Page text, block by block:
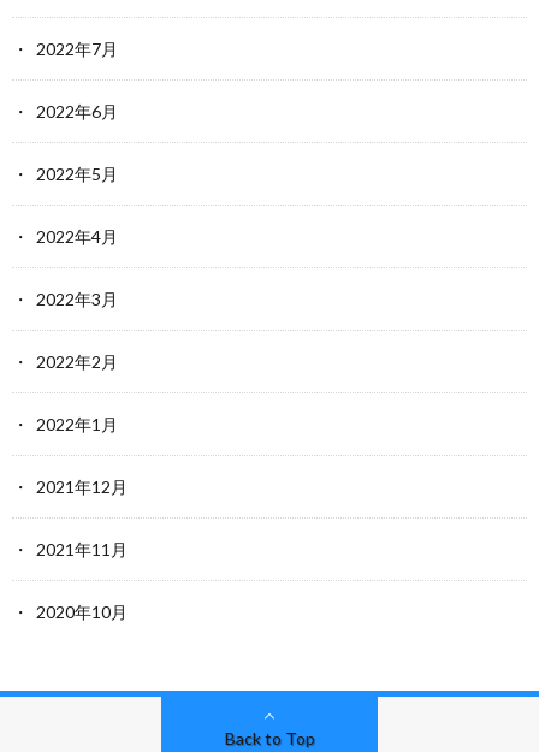
2022年7月
2022年6月
2022年5月
2022年4月
2022年3月
2022年2月
2022年1月
2021年12月
2021年11月
2020年10月
Back to Top